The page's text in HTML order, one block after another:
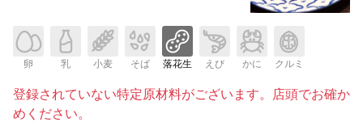
卵 乳 小麦 そば 落花生 えび かに クルミ
登録されていない特定原材料がございます。店頭でお確か
めください。